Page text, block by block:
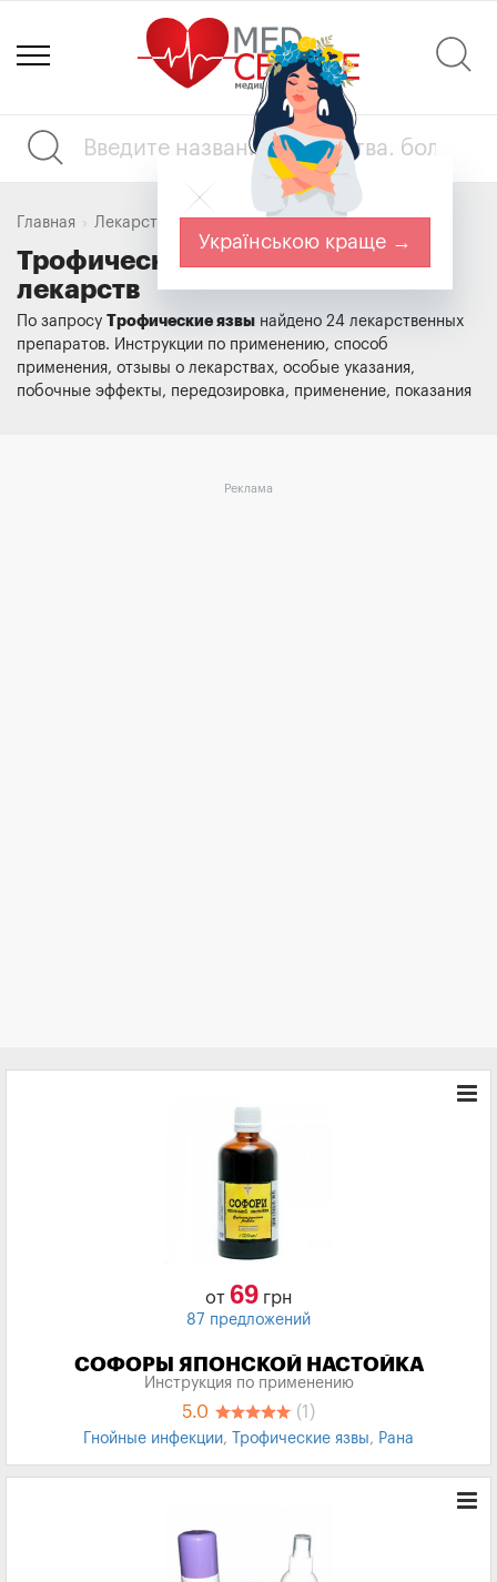
Главная Лекарства
Трофические язвы. Справочник
лекарств
По запросу Трофические язвы найдено 24 лекарственных
препаратов. Инструкции по применению, способ
применения, отзывы о лекарствах, особые указания,
побочные эффекты, передозировка, применение, показания
Реклама
от 69 грн
87 предложений
СОФОРЫ ЯПОНСКОЙ НАСТОЙКА
Инструкция по применению
5.0 (1)
Гнойные инфекции, Трофические язвы, Рана
Українською краще →